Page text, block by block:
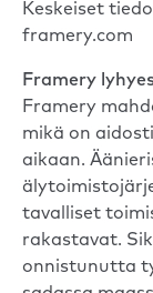
Keskeiset
framery.com
Framery
Framery
mikä on
aikaan.
tavalliset
rakastavat.
onnistunutta